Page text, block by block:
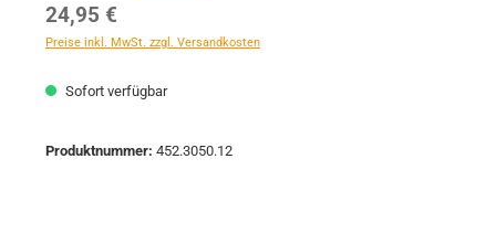
Regulärer Preis:
24,95 €
Preise inkl. MwSt. zzgl. Versandkosten
Sofort verfügbar
Produktnummer: 452.3050.12